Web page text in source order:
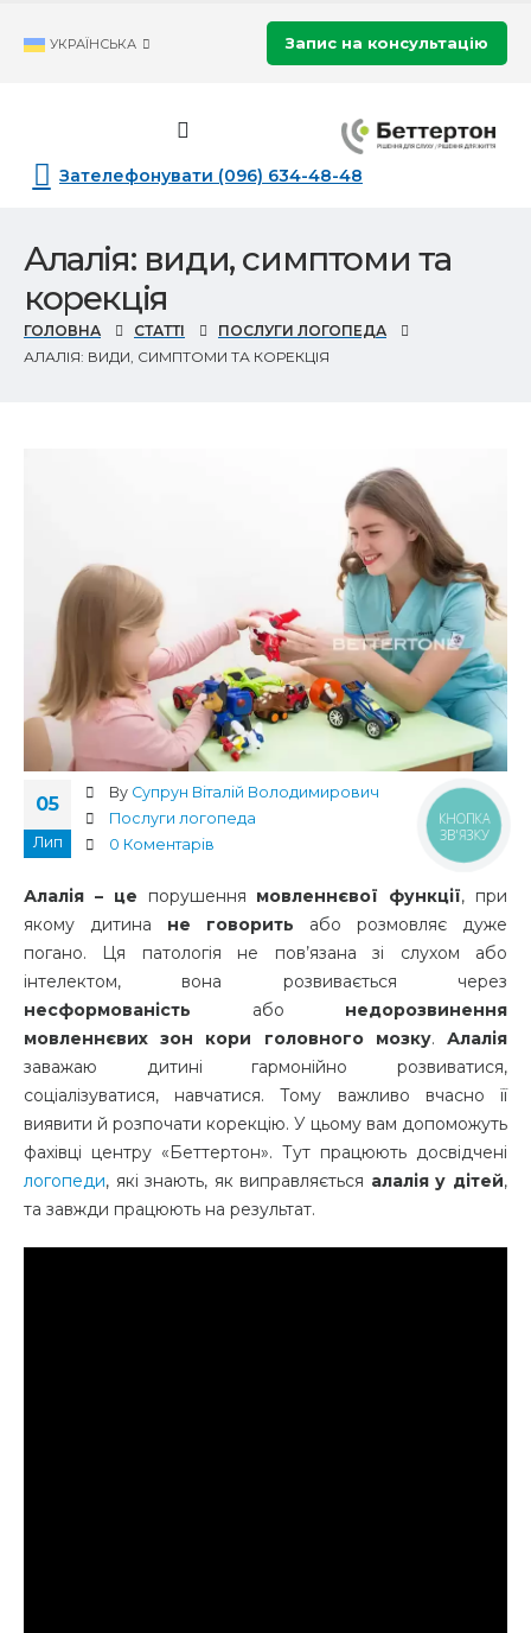
УКРАЇНСЬКА Запис на консультацію
Зателефонувати (096) 634-48-48
Алалія: види, симптоми та
корекція
ГОЛОВНА СТАТТІ
ПОСЛУГИ ЛОГОПЕДА
АЛАЛІЯ: ВИДИ, СИМПТОМИ ТА КОРЕКЦІЯ
05
Лип
By Супрун Віталій Володимирович
Послуги логопеда
0 Коментарів
Алалія – це порушення мовленнєвої функції, при
якому дитина не говорить або розмовляє дуже
погано. Ця патологія не пов’язана зі слухом або
інтелектом, вона розвивається через
несформованість або недорозвинення
мовленнєвих зон кори головного мозку.Алалія
заважаю дитині гармонійно розвиватися,
соціалізуватися, навчатися. Тому важливо вчасно її
виявити й розпочати корекцію. У цьому вам допоможуть
фахівці центру «Беттертон». Тут працюють досвідчені
логопеди, які знають, як виправляється алалія у дітей,
та завжди працюють на результат.
КНОПКА
ЗВ'ЯЗКУ